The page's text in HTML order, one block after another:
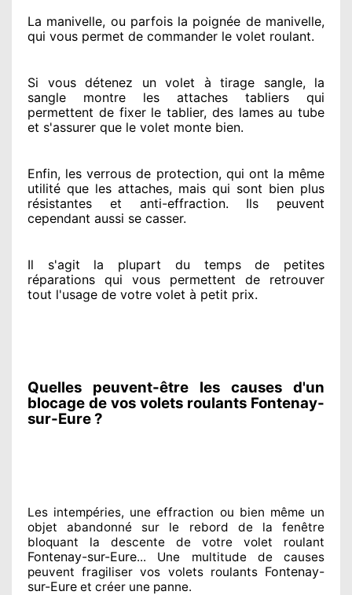
La manivelle, ou parfois la poignée de manivelle,
qui vous permet de commander le volet roulant.
Si vous détenez un volet à tirage sangle, la
sangle montre les attaches tabliers qui
permettent de fixer le tablier, des lames au tube
et s'assurer que le volet monte bien.
Enfin, les verrous de protection, qui ont la même
utilité que les attaches, mais qui sont bien plus
résistantes et anti-effraction. Ils peuvent
cependant aussi se casser.
Il s'agit la plupart du tempsde petites
réparations qui vous permettent de retrouver
tout l'usage de votre volet à petit prix.
Quelles peuvent-être les causes d'un
blocage de vos volets roulants Fontenay-
sur-Eure ?
Les intempéries, une effraction ou bien même un
objet abandonné sur le rebord de la fenêtre
bloquant la descente de votre volet roulant
Fontenay-sur-Eure... Une multitude decauses
peuvent fragiliser vos volets roulants Fontenay-
sur-Eure et créer une panne.